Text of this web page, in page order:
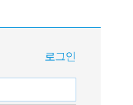
로그인